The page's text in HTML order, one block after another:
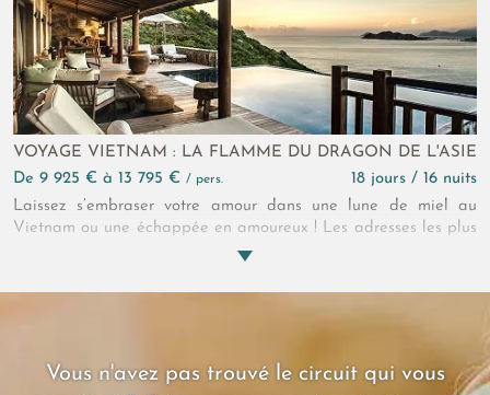
VOYAGE VIETNAM : LA FLAMME DU DRAGON DE L'ASIE
de 9 925 € à 13 795 € / pers.
18 jours / 16 nuits
Laissez s’embraser votre amour dans une lune de miel au
Vietnam ou une échappée en amoureux ! Les adresses les plus
romantiques se dissimulent dans les méandres des fleuves et
de l’Asie, son histoire, la chaleur de son peuple et son sens si
Vous n'avez pas trouvé le circuit qui vous